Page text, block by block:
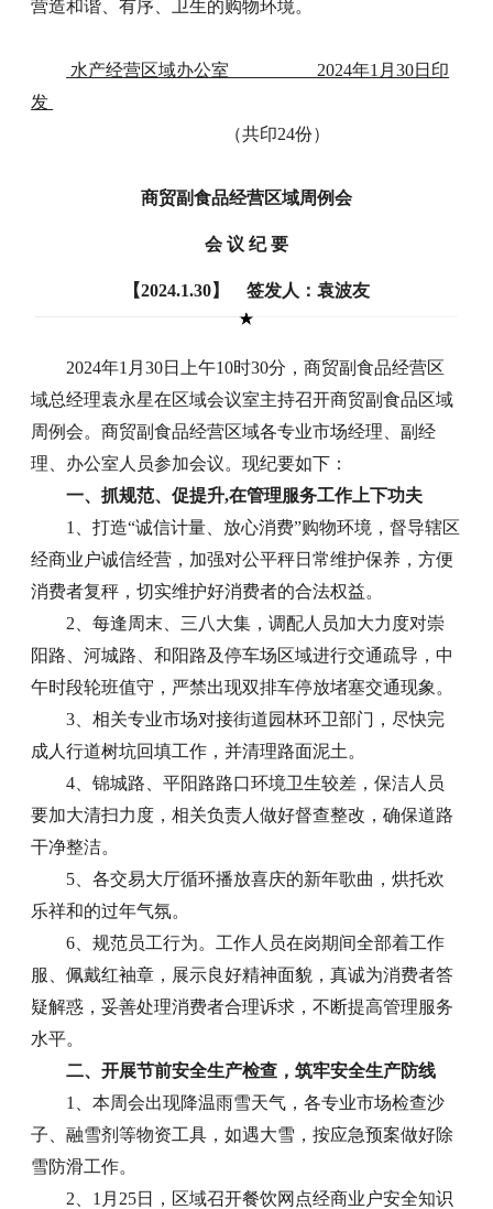
营造和谐、有序、卫生的购物环境。
水产经营区域办公室 2024年1月30日印
发
（共印24份）
商贸副食品经营区域周例会
会 议 纪 要
【2024.1.30】 签发人：袁波友
2024年1月30日上午10时30分，商贸副食品经营区
域总经理袁永星在区域会议室主持召开商贸副食品区域
周例会。商贸副食品经营区域各专业市场经理、副经
理、办公室人员参加会议。现纪要如下：
一、抓规范、促提升,在管理服务工作上下功夫
1、打造“诚信计量、放心消费”购物环境，督导辖区
经商业户诚信经营，加强对公平秤日常维护保养，方便
消费者复秤，切实维护好消费者的合法权益。
2、每逢周末、三八大集，调配人员加大力度对崇
阳路、河城路、和阳路及停车场区域进行交通疏导，中
午时段轮班值守，严禁出现双排车停放堵塞交通现象。
3、相关专业市场对接街道园林环卫部门，尽快完
成人行道树坑回填工作，并清理路面泥土。
4、锦城路、平阳路路口环境卫生较差，保洁人员
要加大清扫力度，相关负责人做好督查整改，确保道路
干净整洁。
5、各交易大厅循环播放喜庆的新年歌曲，烘托欢
乐祥和的过年气氛。
6、规范员工行为。工作人员在岗期间全部着工作
服、佩戴红袖章，展示良好精神面貌，真诚为消费者答
疑解惑，妥善处理消费者合理诉求，不断提高管理服务
水平。
二、开展节前安全生产检查，筑牢安全生产防线
1、本周会出现降温雨雪天气，各专业市场检查沙
子、融雪剂等物资工具，如遇大雪，按应急预案做好除
雪防滑工作。
2、1月25日，区域召开餐饮网点经商业户安全知识